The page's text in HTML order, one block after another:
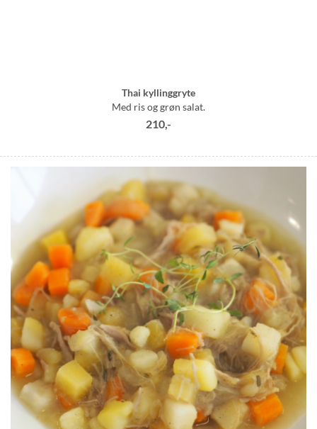
Thai kyllinggryte
Med ris og grøn salat.
210,-